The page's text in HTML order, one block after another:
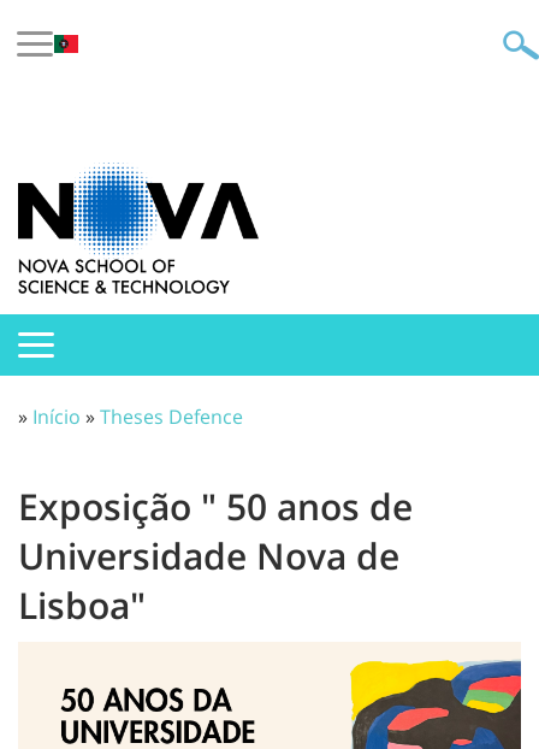
» Início »Theses Defence
Exposição " 50 anos de
Universidade Nova de
Lisboa"